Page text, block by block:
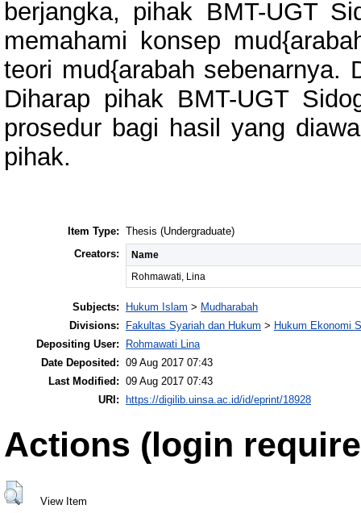
berjangka, pihak BMT-UGT
memahami konsep
teori mud{arabah sebenarnya.
Diharap pihak BMT-UGT
prosedur bagi hasil yang
pihak.
Item Type: Thesis (Undergraduate)
Creators:
Name
Rohmawati, Lina
Subjects: Hukum Islam > Mudharabah
Divisions:
Fakultas Syariah dan Hukum > Hukum Ekonomi
Depositing User:
Rohmawati Lina
Date Deposited: 09 Aug 2017 07:43
Last Modified: 09 Aug 2017 07:43
URI:
https://digilib.uinsa.ac.id/id/eprint/18928
Actions (login
View Item